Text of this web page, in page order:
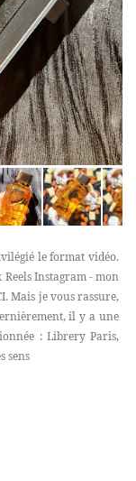
le format vidéo.
Instagram - mon
Mais je vous rassure,
il y a une
: Librery Paris,
sens